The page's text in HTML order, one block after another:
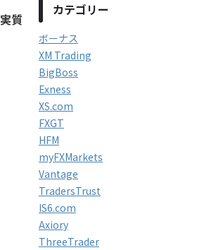
質
カテゴリー
ボーナス
XM Trading
BigBoss
Exness
XS.com
FXGT
HFM
myFXMarkets
Vantage
TradersTrust
IS6.com
Axiory
ThreeTrader